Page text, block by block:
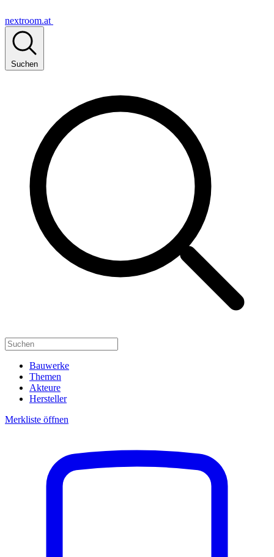
nextroom.at
Suchen
Bauwerke
Themen
Akteure
Hersteller
Merkliste öffnen